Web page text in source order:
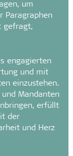
um
Paragraphen
gefragt,
engagierten
und mit
einzustehen.
Mandanten
erfüllt
der
und Herz